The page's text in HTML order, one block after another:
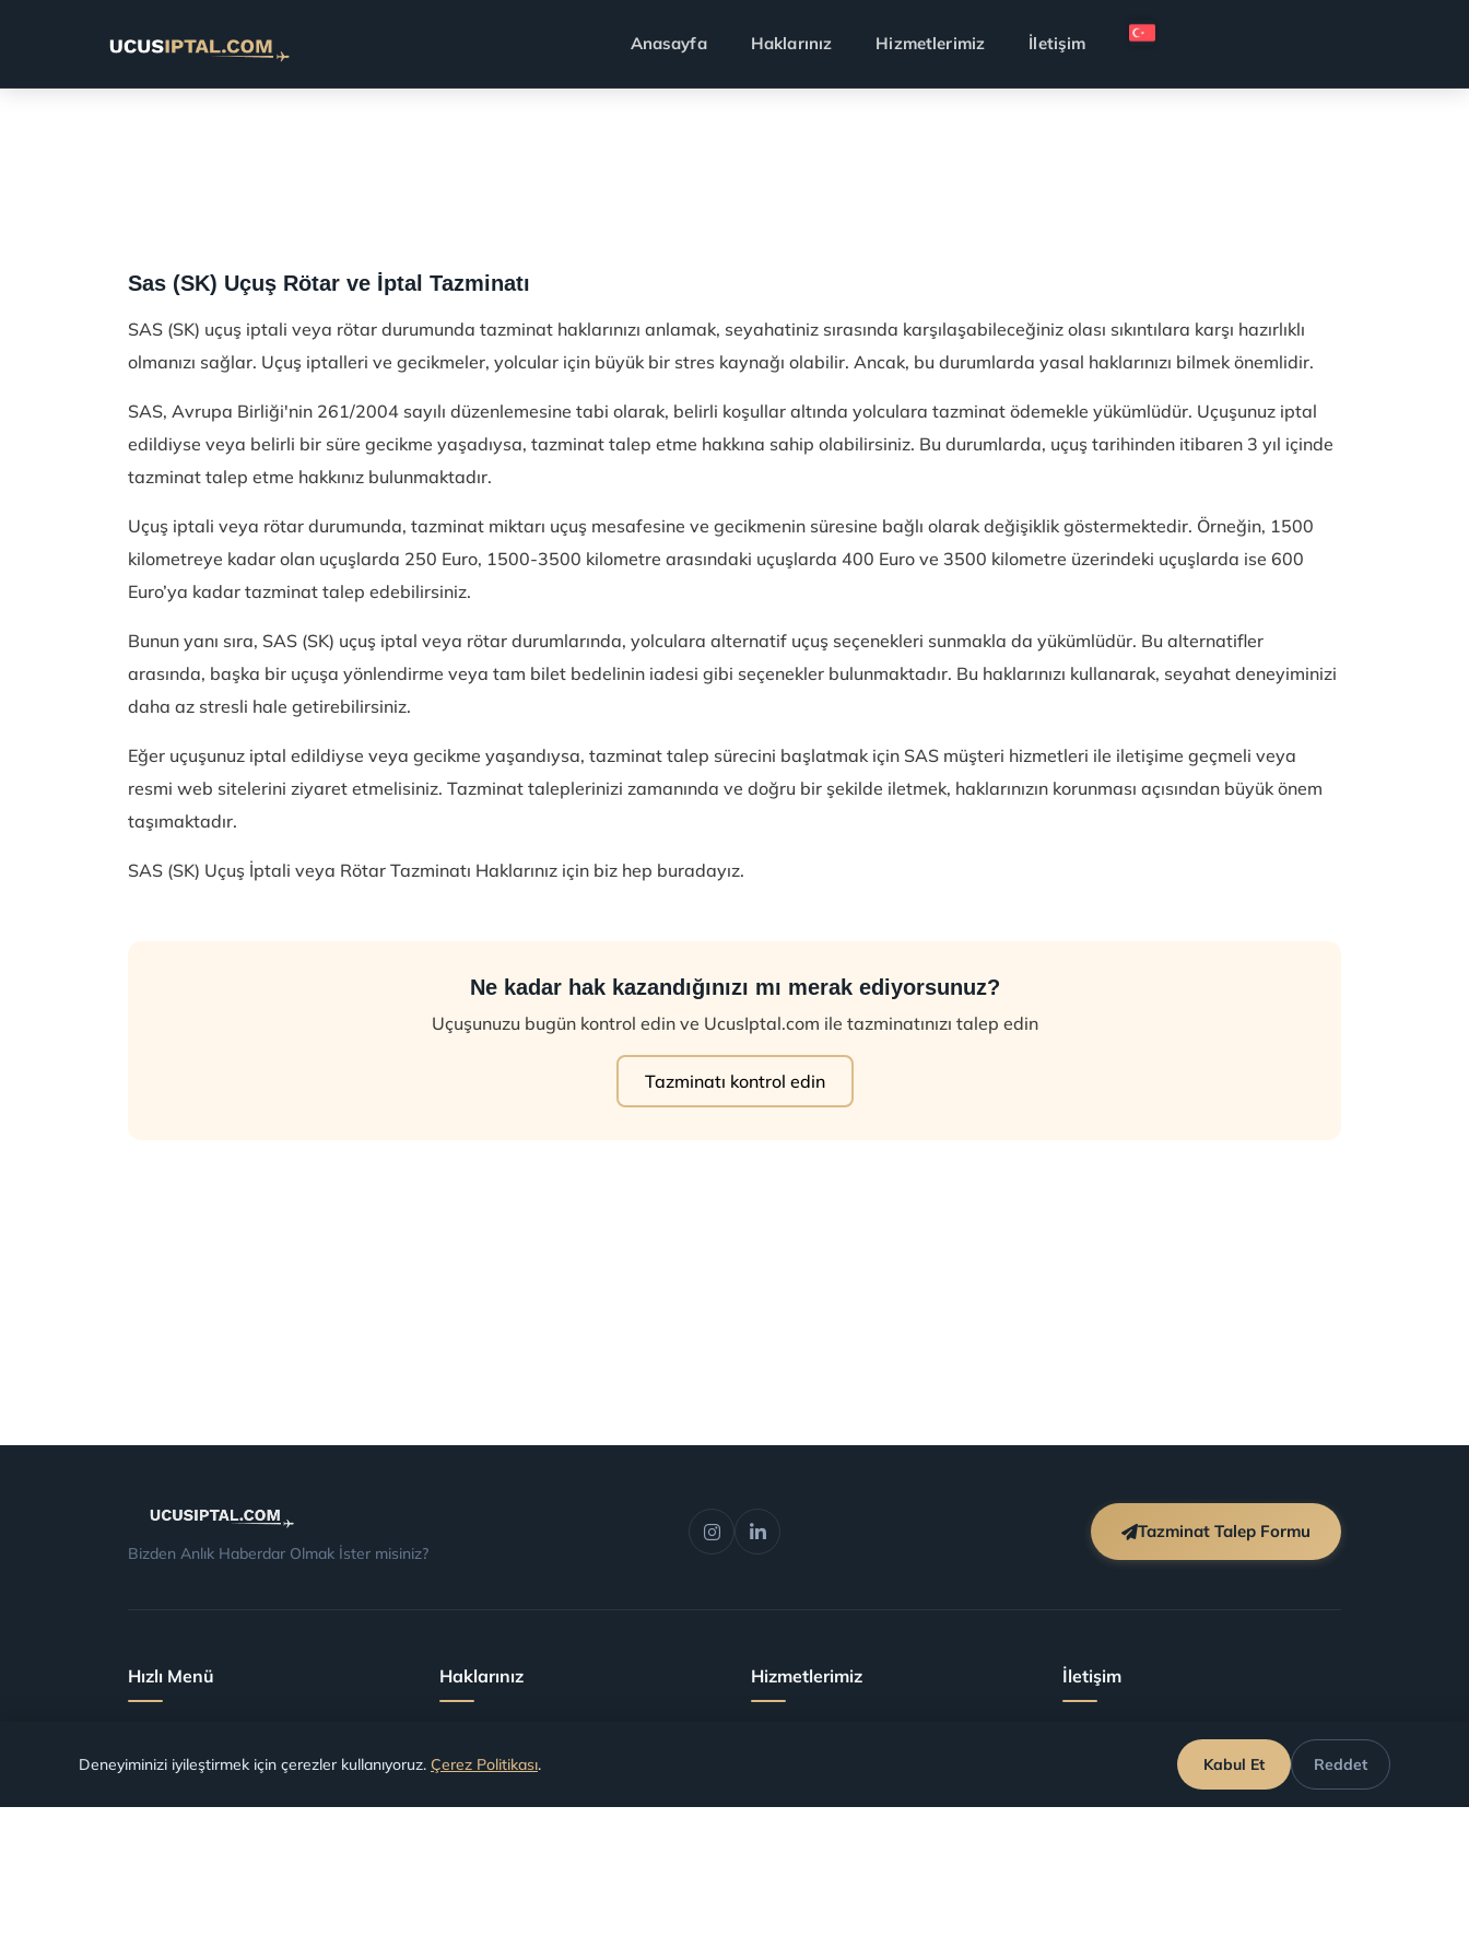
Anasayfa Haklarınız Hizmetlerimiz İletişim
Sas (SK) Uçuş Rötar ve İptal Tazminatı
SAS (SK) uçuş iptali veya rötar durumunda tazminat haklarınızı anlamak, seyahatiniz sırasında karşılaşabileceğiniz olası sıkıntılara karşı hazırlıklı
olmanızı sağlar. Uçuş iptalleri ve gecikmeler, yolcular için büyük bir stres kaynağı olabilir. Ancak, bu durumlarda yasal haklarınızı bilmek önemlidir.
SAS, Avrupa Birliği'nin 261/2004 sayılı düzenlemesine tabi olarak, belirli koşullar altında yolculara tazminat ödemekle yükümlüdür. Uçuşunuz iptal
edildiyse veya belirli bir süre gecikme yaşadıysa, tazminat talep etme hakkına sahip olabilirsiniz. Bu durumlarda, uçuş tarihinden itibaren 3 yıl içinde
tazminat talep etme hakkınız bulunmaktadır.
Uçuş iptali veya rötar durumunda, tazminat miktarı uçuş mesafesine ve gecikmenin süresine bağlı olarak değişiklik göstermektedir. Örneğin, 1500
kilometreye kadar olan uçuşlarda 250 Euro, 1500-3500 kilometre arasındaki uçuşlarda 400 Euro ve 3500 kilometre üzerindeki uçuşlarda ise 600
Euro’ya kadar tazminat talep edebilirsiniz.
Bunun yanı sıra, SAS (SK) uçuş iptal veya rötar durumlarında, yolculara alternatif uçuş seçenekleri sunmakla da yükümlüdür. Bu alternatifler
arasında, başka bir uçuşa yönlendirme veya tam bilet bedelinin iadesi gibi seçenekler bulunmaktadır. Bu haklarınızı kullanarak, seyahat deneyiminizi
daha az stresli hale getirebilirsiniz.
Eğer uçuşunuz iptal edildiyse veya gecikme yaşandıysa, tazminat talep sürecini başlatmak için SAS müşteri hizmetleri ile iletişime geçmeli veya
resmi web sitelerini ziyaret etmelisiniz. Tazminat taleplerinizi zamanında ve doğru bir şekilde iletmek, haklarınızın korunması açısından büyük önem
taşımaktadır.
SAS (SK) Uçuş İptali veya Rötar Tazminatı Haklarınız için biz hep buradayız.
Ne kadar hak kazandığınızı mı merak ediyorsunuz?
Uçuşunuzu bugün kontrol edin ve UcusIptal.com ile tazminatınızı talep edin
Tazminatı kontrol edin
Bizden Anlık Haberdar Olmak İster misiniz?
Tazminat Talep Formu
Hızlı Menü
Blog
Şartlar ve Koşullar
Haklarınız
Gecikmeli (Rötarlı) Uçuşlar
Kaçırılan Aktarmalar
Hizmetlerimiz İletişim
info@ucusiptal.com
Deneyiminizi iyileştirmek için çerezler kullanıyoruz. Çerez Politikası. Kabul Et Reddet